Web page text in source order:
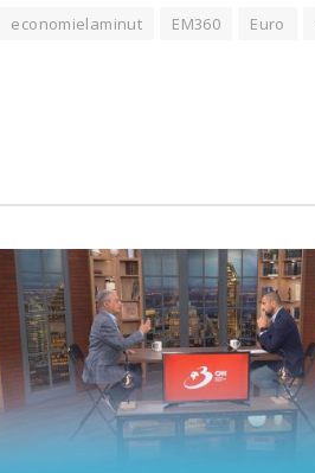
economielaminut EM360 Euro